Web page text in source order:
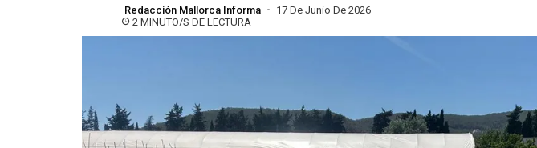
Redacción Mallorca Informa
17 De Junio De 2026
2 MINUTO/S DE LECTURA